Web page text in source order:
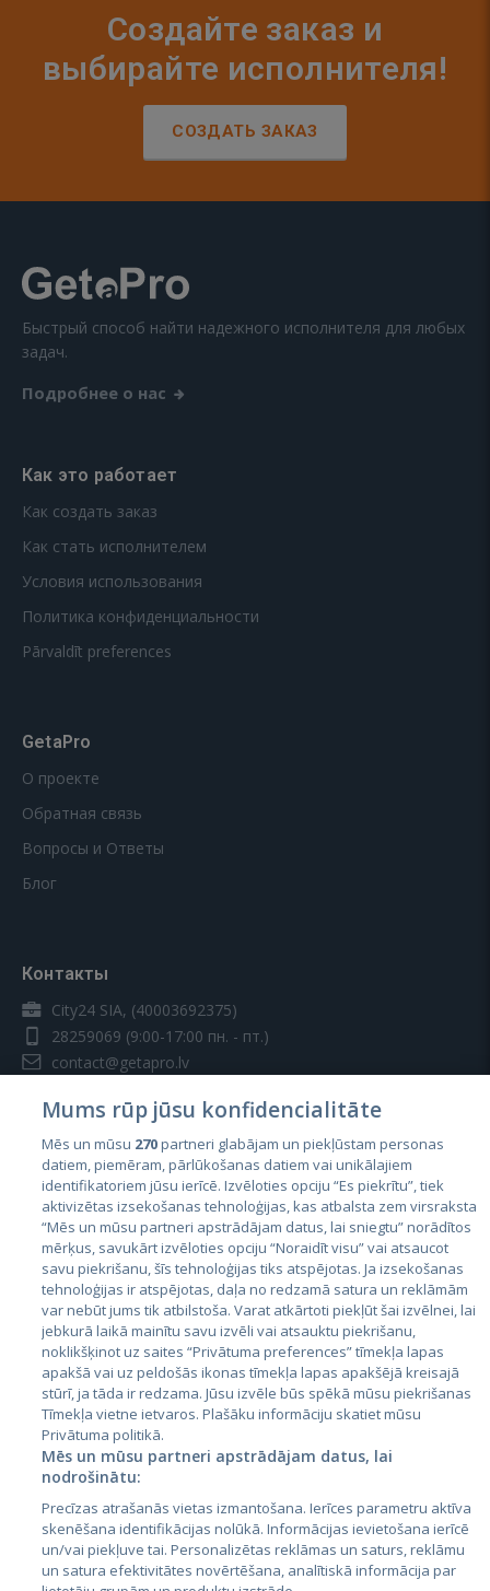
Создайте заказ и
выбирайте исполнителя!
СОЗДАТЬ ЗАКАЗ
Быстрый способ найти надежного исполнителя для любых
задач.
Подробнее о нас
Как это работает
Как создать заказ
Как стать исполнителем
Условия использования
Политика конфиденциальности
Pārvaldīt preferences
GetaPro
О проекте
Обратная связь
Вопросы и Ответы
Блог
Контакты
City24 SIA, (40003692375)
28259069 (9:00-17:00 пн. - пт.)
contact@getapro.lv
Страны
Эстония
Латвия
Литва
City24.lv
City24.ee
GetaPro.lv
GetaPro.ee
CVbankas.lt
Kainos.lt
Paslaugos.lt
auto24.ee
Mums rūp jūsu konfidencialitāte
Mēs un mūsu 270partneri glabājam un piekļūstam personas
datiem, piemēram, pārlūkošanas datiem vai unikālajiem
identifikatoriem jūsu ierīcē. Izvēloties opciju “Es piekrītu”, tiek
aktivizētas izsekošanas tehnoloģijas, kas atbalsta zem virsraksta
“Mēs un mūsu partneri apstrādājam datus, lai sniegtu” norādītos
mērķus, savukārt izvēloties opciju “Noraidīt visu” vai atsaucot
savu piekrišanu, šīs tehnoloģijas tiks atspējotas. Ja izsekošanas
tehnoloģijas ir atspējotas, daļa no redzamā satura un reklāmām
var nebūt jums tik atbilstoša. Varat atkārtoti piekļūt šai izvēlnei, lai
jebkurā laikā mainītu savu izvēli vai atsauktu piekrišanu,
noklikšķinot uz saites “Privātuma preferences” tīmekļa lapas
apakšā vai uz peldošās ikonas tīmekļa lapas apakšējā kreisajā
stūrī, ja tāda ir redzama. Jūsu izvēle būs spēkā mūsu piekrišanas
Tīmekļa vietne ietvaros. Plašāku informāciju skatiet mūsu
Privātuma politikā.
Mēs un mūsu partneri apstrādājam datus, lai
nodrošinātu:
Precīzas atrašanās vietas izmantošana. Ierīces parametru aktīva
skenēšana identifikācijas nolūkā. Informācijas ievietošana ierīcē
un/vai piekļuve tai. Personalizētas reklāmas un saturs, reklāmu
un satura efektivitātes novērtēšana, analītiskā informācija par